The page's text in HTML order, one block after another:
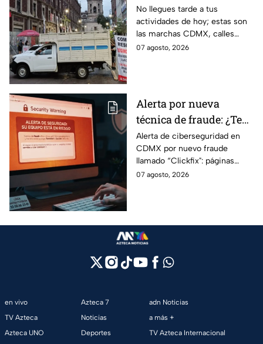
Manifestantes retiran
bloqueo en Canela y Eje
3 Sur, colonia Granjas
México
No llegues tarde a tus
actividades de hoy; estas son
las marchas CDMX, calles
cerradas y bloqueos que
07 agosto, 2026
Alerta por nueva
técnica de fraude: ¿Te
piden copiar códigos
extraños en la PC?
Cuidado, podrías ser
víctima del peligroso
Alerta de ciberseguridad en
CDMX por nuevo fraude
llamado “Clickfix": páginas
falsas que engañan para
07 agosto, 2026
en vivo
TV Azteca
Azteca UNO
Azteca 7
Noticias
Deportes
adn Noticias
a más +
TV Azteca Internacional